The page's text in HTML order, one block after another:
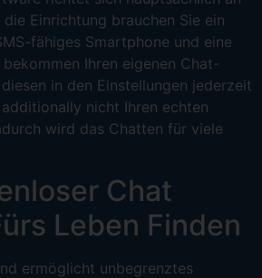
Einrichtung brauchen Sie ein
fähiges Smartphone und eine
Ihren eigenen Chat-
in den Einstellungen jederzeit
nicht Ihren echten
wird das Chatten für viele
Chat
Leben Finden
ermöglicht unbegrenztes